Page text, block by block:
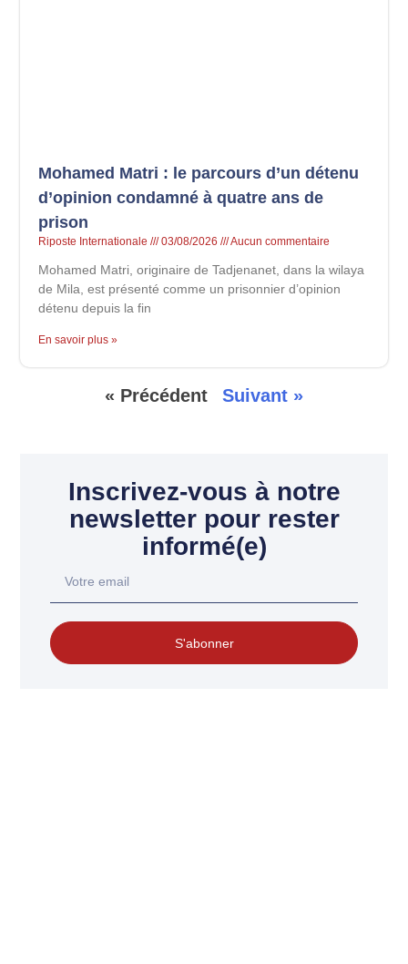
Mohamed Matri : le parcours d’un détenu
d’opinion condamné à quatre ans de
prison
Riposte Internationale 03/08/2026 Aucun commentaire
Mohamed Matri, originaire de Tadjenanet, dans la wilaya
de Mila, est présenté comme un prisonnier d’opinion
détenu depuis la fin
En savoir plus »
« Précédent Suivant »
Inscrivez-vous à notre
newsletter pour rester
informé(e)
S'abonner